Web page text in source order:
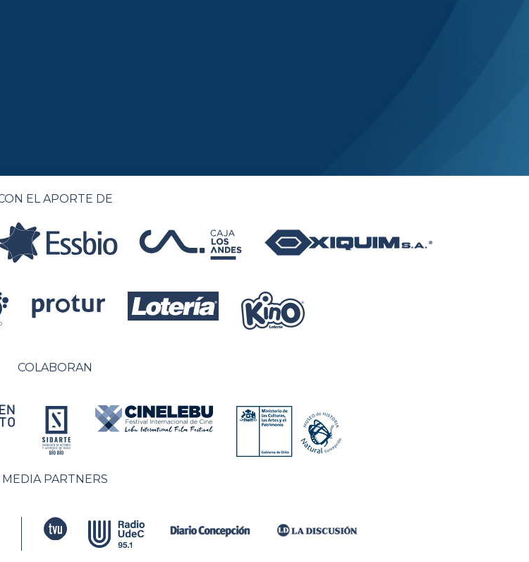
EL APORTE DE
COLABORAN
MEDIA PARTNERS